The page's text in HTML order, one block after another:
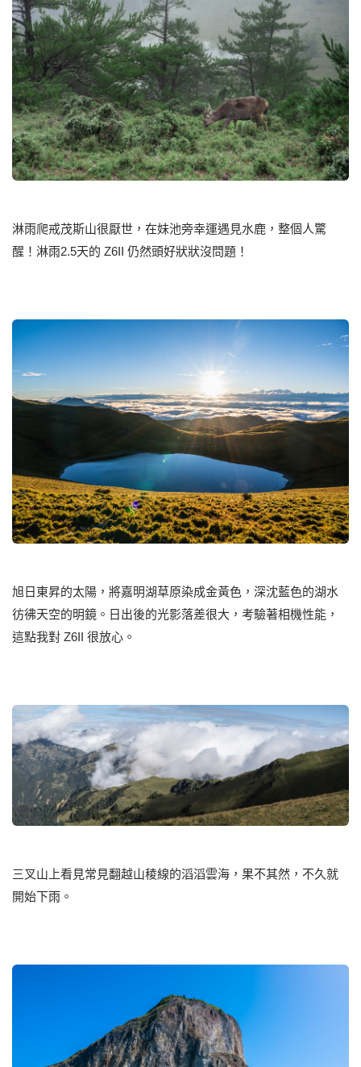
淋雨爬戒茂斯山很厭世，在妹池旁幸運遇見水鹿，整個人驚
醒！淋雨2.5天的 Z6II 仍然頭好狀狀沒問題！
旭日東昇的太陽，將嘉明湖草原染成金黃色，深沈藍色的湖水
彷彿天空的明鏡。日出後的光影落差很大，考驗著相機性能，
這點我對 Z6II 很放心。
三叉山上看見常見翻越山稜線的滔滔雲海，果不其然，不久就
開始下雨。